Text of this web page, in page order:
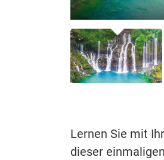
Lernen Sie mit
dieser